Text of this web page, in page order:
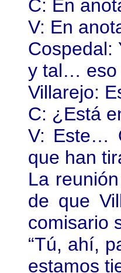
C: En
V: En
Cospedal:
y tal…
Villarejo:
C: ¿Está
V: Este…
que han
La
de que
comisario
“Tú, ahí,
estamos